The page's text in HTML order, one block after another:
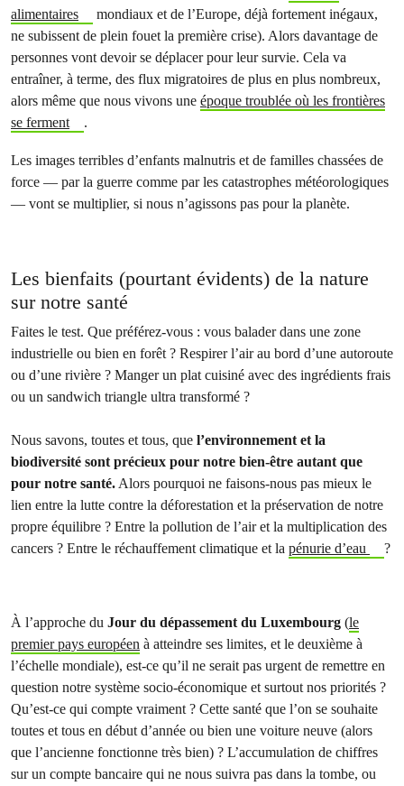
alimentaires
mondiaux et de l’Europe, déjà fortement inégaux,
ne subissent de plein fouet la première crise). Alors davantage de
personnes vont devoir se déplacer pour leur survie. Cela va
entraîner, à terme, des flux migratoires de plus en plus nombreux,
alors même que nous vivons une époque troublée où les frontières
se ferment
.
Les images terribles d’enfants malnutris et de familles chassées de
force — par la guerre comme par les catastrophes météorologiques
— vont se multiplier, si nous n’agissons pas pour la planète.
Les bienfaits (pourtant évidents) de la nature
sur notre santé
Faites le test. Que préférez-vous : vous balader dans une zone
industrielle ou bien en forêt ? Respirer l’air au bord d’une autoroute
ou d’une rivière ? Manger un plat cuisiné avec des ingrédients frais
ou un sandwich triangle ultra transformé ?
Nous savons, toutes et tous, que l’environnement et la
biodiversité sont précieux pour notre bien-être autant que
pour notre santé.Alors pourquoi ne faisons-nous pas mieux le
lien entre la lutte contre la déforestation et la préservation de notre
propre équilibre ? Entre la pollution de l’air et la multiplication des
cancers ? Entre le réchauffement climatique et la pénurie d’eau ?
À l’approche du Jour du dépassement du Luxembourg (le
premier pays européen à atteindre ses limites, et le deuxième à
l’échelle mondiale), est-ce qu’il ne serait pas urgent de remettre en
question notre système socio-économique et surtout nos priorités ?
Qu’est-ce qui compte vraiment ? Cette santé que l’on se souhaite
toutes et tous en début d’année ou bien une voiture neuve (alors
que l’ancienne fonctionne très bien) ? L’accumulation de chiffres
sur un compte bancaire qui ne nous suivra pas dans la tombe, ou